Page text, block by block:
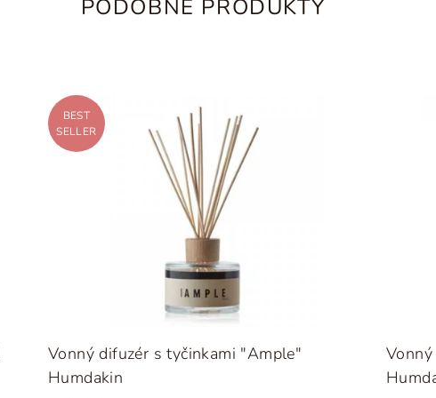
PODOBNÉ PRODUKTY
BEST
SELLER
Vonný difuzér s tyčinkami "Ample"
Humdakin